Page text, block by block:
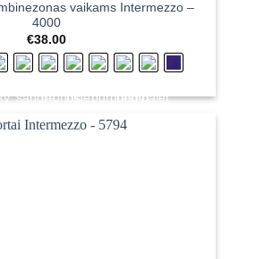
vaikams Intermezzo –
4000
€38.00